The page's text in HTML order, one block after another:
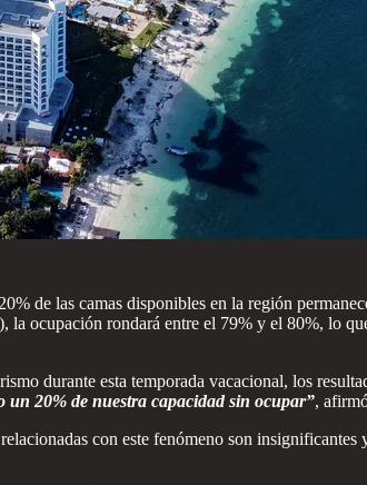
de las camas disponibles en la región
ocupación rondará entre el 79% y el 80%, lo
durante esta temporada vacacional, los
un 20% de nuestra capacidad sin ocupar”,
con este fenómeno son insignificantes